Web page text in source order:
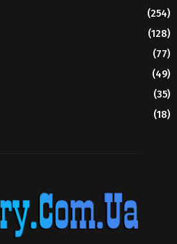
(254)
(128)
(77)
(49)
(35)
(18)